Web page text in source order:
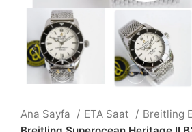
Ana Sayfa ETA Saat
Breitling